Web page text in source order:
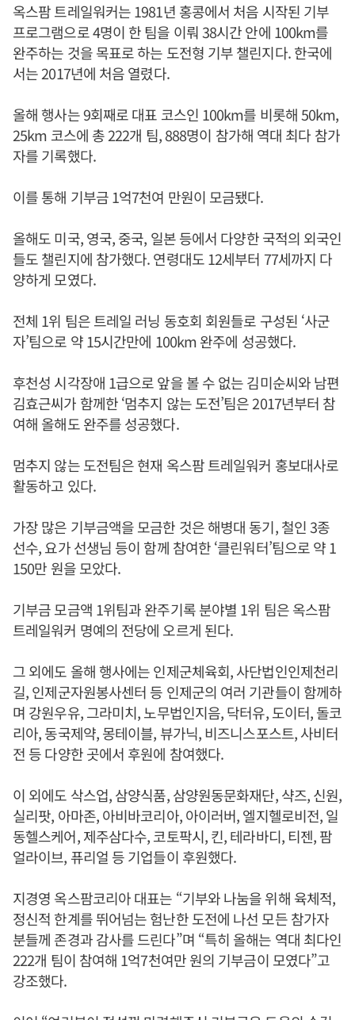
옥스팜 트레일워커는 1981년 홍콩에서 처음 시작된 기부
프로그램으로 4명이 한 팀을 이뤄 38시간 안에 100km를
완주하는 것을 목표로 하는 도전형 기부 챌린지다. 한국에
서는 2017년에 처음 열렸다.
올해 행사는 9회째로 대표 코스인 100km를 비롯해 50km,
25km 코스에 총 222개 팀, 888명이 참가해 역대 최다 참가
자를 기록했다.
이를 통해 기부금 1억7천여 만원이 모금됐다.
올해도 미국, 영국, 중국, 일본 등에서 다양한 국적의 외국인
들도 챌린지에 참가했다. 연령대도 12세부터 77세까지 다
양하게 모였다.
전체 1위 팀은 트레일 러닝 동호회 회원들로 구성된 ‘사군
자’팀으로 약 15시간만에 100km 완주에 성공했다.
후천성 시각장애 1급으로 앞을 볼 수 없는 김미순씨와 남편
김효근씨가 함께한 ‘멈추지 않는 도전’팀은 2017년부터 참
여해 올해도 완주를 성공했다.
멈추지 않는 도전팀은 현재 옥스팜 트레일워커 홍보대사로
활동하고 있다.
가장 많은 기부금액을 모금한 것은 해병대 동기, 철인 3종
선수, 요가 선생님 등이 함께 참여한 ‘클린워터’팀으로 약 1
150만 원을 모았다.
기부금 모금액 1위팀과 완주기록 분야별 1위 팀은 옥스팜
트레일워커 명예의 전당에 오르게 된다.
그 외에도 올해 행사에는 인제군체육회, 사단법인인제천리
길, 인제군자원봉사센터 등 인제군의 여러 기관들이 함께하
며 강원우유, 그라미치, 노무법인지음, 닥터유, 도이터, 돌코
리아, 동국제약, 몽테이블, 뷰가닉, 비즈니스포스트, 사비터
전 등 다양한 곳에서 후원에 참여했다.
이 외에도 삭스업, 삼양식품, 삼양원동문화재단, 샥즈, 신원,
실리팟, 아마존, 아비바코리아, 아이러버, 엘지헬로비전, 일
동헬스케어, 제주삼다수, 코토팍시, 킨, 테라바디, 티젠, 팜
얼라이브, 퓨리얼 등 기업들이 후원했다.
지경영 옥스팜코리아 대표는 “기부와 나눔을 위해 육체적,
정신적 한계를 뛰어넘는 험난한 도전에 나선 모든 참가자
분들께 존경과 감사를 드린다”며 “특히 올해는 역대 최다인
222개 팀이 참여해 1억7천여만 원의 기부금이 모였다”고
강조했다.